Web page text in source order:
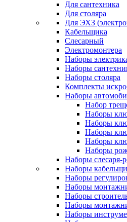
Для сантехника
Для столяра
Для ЭХЗ
Кабельщика
Слесарный
Электромонтера
Наборы
Наборы
Наборы столяра
Комплекты
Наборы
Набор
Наборы
Наборы
Наборы
Наборы
Наборы
Наборы слесаря-
Наборы
Наборы
Наборы
Наборы
Наборы
Наборы